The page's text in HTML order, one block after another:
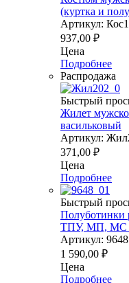
(куртка и
Артикул:
937,00 ₽
Цена
Подробнее
Распродажа
Быстрый
Жилет
васильковый
Артикул:
371,00 ₽
Цена
Подробнее
Быстрый
Полуботинки
ТПУ, МП, МС
Артикул: 9648
1 590,00 ₽
Цена
Подробнее